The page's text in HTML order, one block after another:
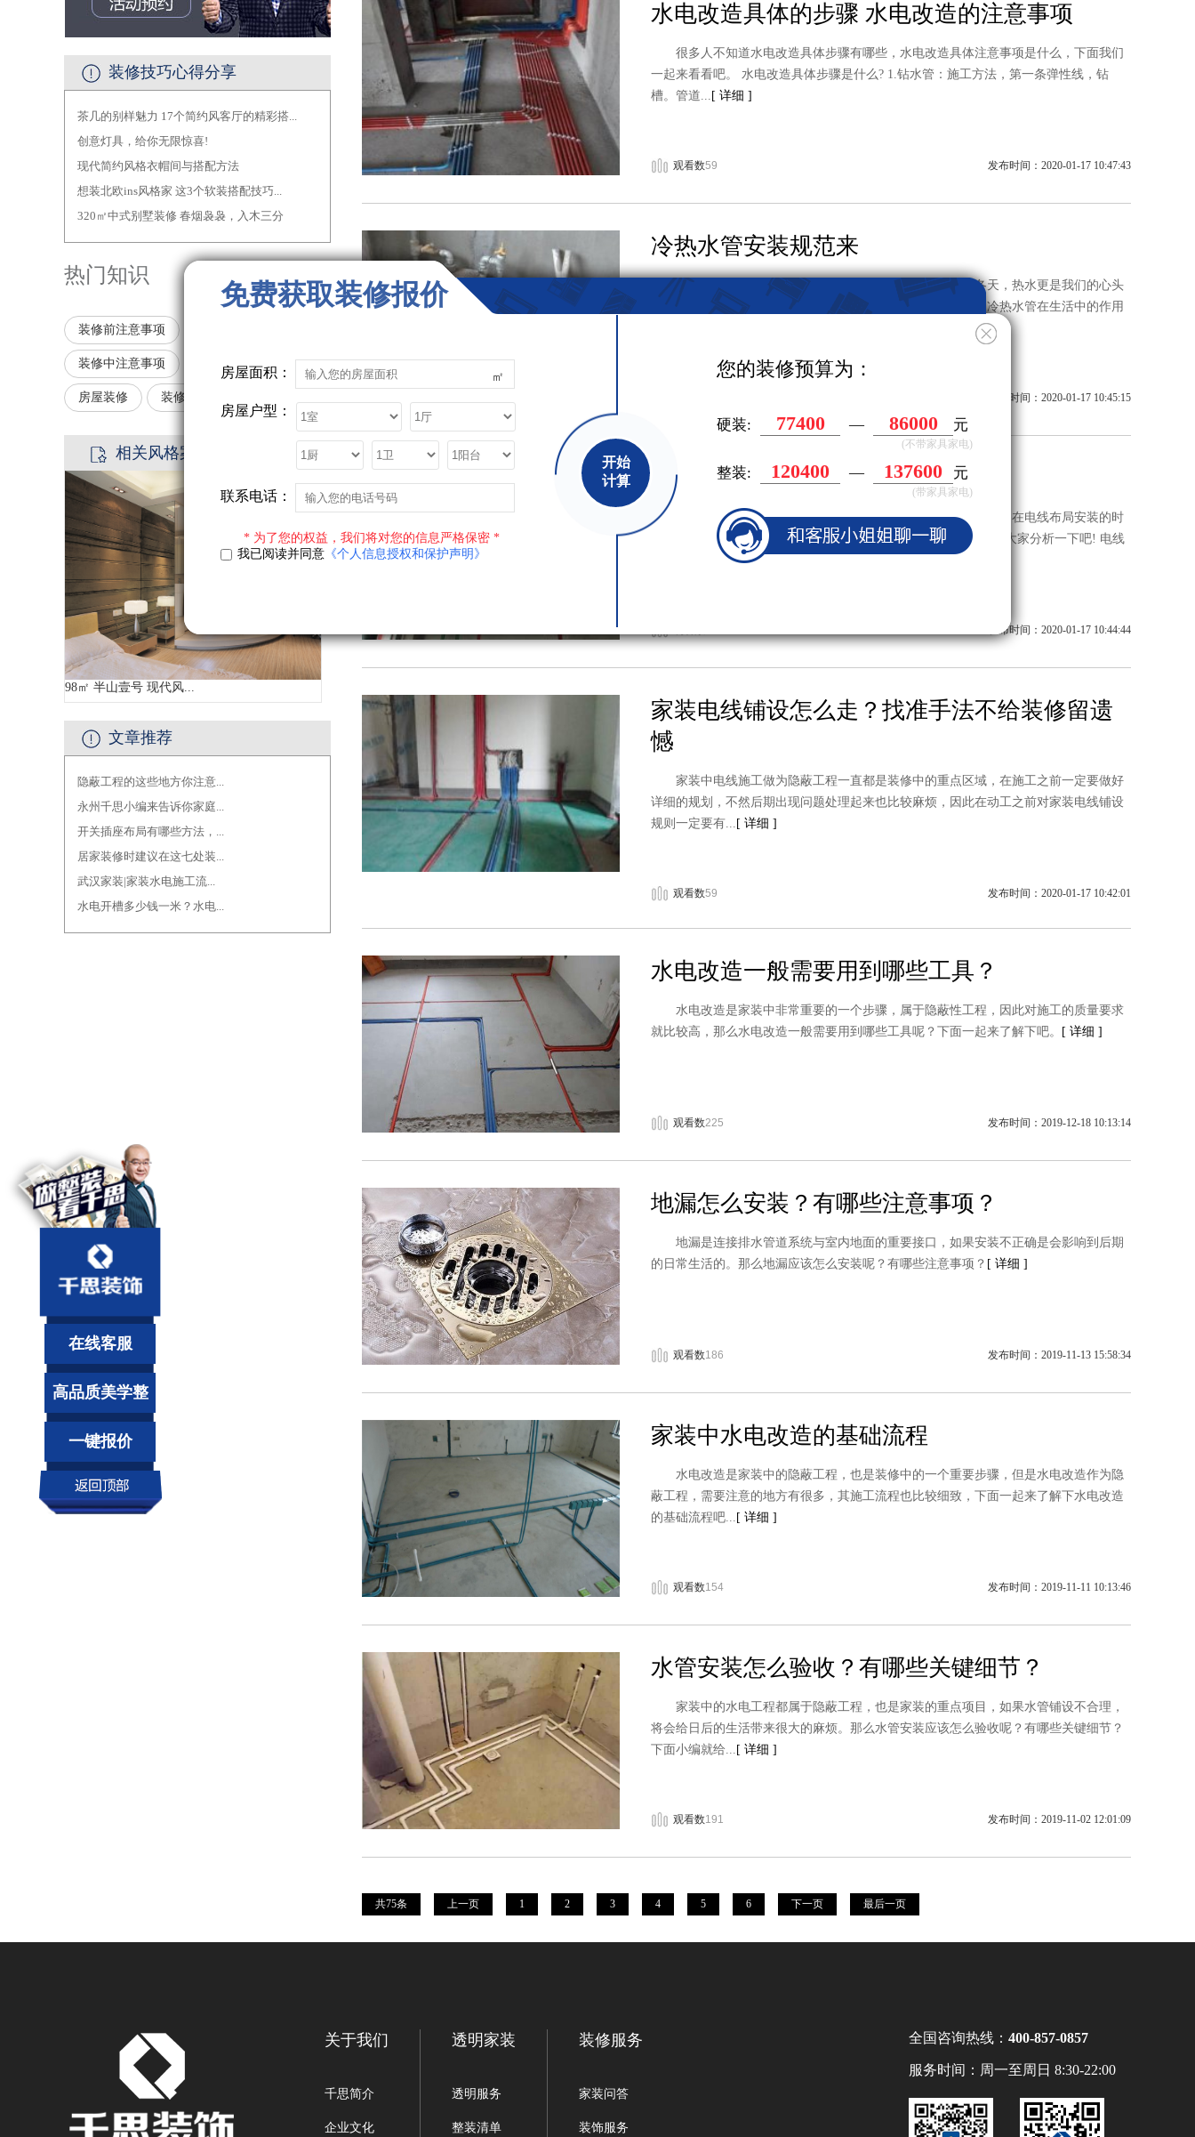
装修技巧心得分享
茶几的别样魅力 17个简约风客厅的精彩搭...
创意灯具，给你无限惊喜!
现代简约风格衣帽间与搭配方法
想装北欧ins风格家 这3个软装搭配技巧...
320㎡中式别墅装修 春烟袅袅，入木三分
热门知识
装修前注意事项
装修中注意事项 装修流程
房屋装修 装修后注意事项
相关风格案例
98㎡ 半山壹号 现代风...
文章推荐
隐蔽工程的这些地方你注意...
永州千思小编来告诉你家庭...
开关插座布局有哪些方法，...
居家装修时建议在这七处装...
武汉家装|家装水电施工流...
水电开槽多少钱一米？水电...
水电改造具体的步骤 水电改造的注意事项
很多人不知道水电改造具体步骤有哪些，水电改造具体注意事项是什么，下面我们
一起来看看吧。 水电改造具体步骤是什么? 1.钻水管：施工方法，第一条弹性线，钻
槽。管道... [ 详细 ]
观看数59 发布时间：2020-01-17 10:47:43
冷热水管安装规范来
在日常生活中，我们最离不开的东西就是水。现在正值冬天，热水更是我们的心头
宝，在洗漱中不小心碰到冷水，浑身都要抖三抖。由此可见，冷热水管在生活中的作用
发布时间：2020-01-17 10:45:15
株洲装修:电线明装还是暗装好？
水电施工是一项隐蔽工程，所以在施工的时候要特别的重视。在电线布局安装的时
候，大家都会纠结是明装还是暗装好，这有什么不同呢?小编来给大家分析一下吧! 电线
[ 详细 ]
发布时间：2020-01-17 10:44:44
家装电线铺设怎么走？找准手法不给装修留遗
憾
家装中电线施工做为隐蔽工程一直都是装修中的重点区域，在施工之前一定要做好
详细的规划，不然后期出现问题处理起来也比较麻烦，因此在动工之前对家装电线铺设
规则一定要有... [ 详细 ]
观看数59 发布时间：2020-01-17 10:42:01
水电改造一般需要用到哪些工具？
水电改造是家装中非常重要的一个步骤，属于隐蔽性工程，因此对施工的质量要求
就比较高，那么水电改造一般需要用到哪些工具呢？下面一起来了解下吧。
[ 详细 ]
观看数225 发布时间：2019-12-18 10:13:14
地漏怎么安装？有哪些注意事项？
地漏是连接排水管道系统与室内地面的重要接口，如果安装不正确是会影响到后期
的日常生活的。那么地漏应该怎么安装呢？有哪些注意事项？ [ 详细 ]
观看数186 发布时间：2019-11-13 15:58:34
家装中水电改造的基础流程
水电改造是家装中的隐蔽工程，也是装修中的一个重要步骤，但是水电改造作为隐
蔽工程，需要注意的地方有很多，其施工流程也比较细致，下面一起来了解下水电改造
的基础流程吧... [ 详细 ]
观看数154 发布时间：2019-11-11 10:13:46
水管安装怎么验收？有哪些关键细节？
家装中的水电工程都属于隐蔽工程，也是家装的重点项目，如果水管铺设不合理，
将会给日后的生活带来很大的麻烦。那么水管安装应该怎么验收呢？有哪些关键细节？
下面小编就给... [ 详细 ]
观看数191 发布时间：2019-11-02 12:01:09
共75条 上一页 1 2 3 4 5 6 下一页 最后一页
关于我们
千思简介
企业文化
透明家装
透明服务
整装清单
装修服务
家装问答
装饰服务
全国咨询热线： 400-857-0857
服务时间：周一至周日 8:30-22:00
在线客服
高品质美学整
装
一键报价
免费获取装修报价
房屋面积： ㎡
房屋户型：
联系电话：
* 为了您的权益，我们将对您的信息严格保密 *
我已阅读并同意《个人信息授权和保护声明》
开始
计算
您的装修预算为：
硬装: 77400 — 86000 元
(不带家具家电)
整装: 120400 — 137600 元
(带家具家电)